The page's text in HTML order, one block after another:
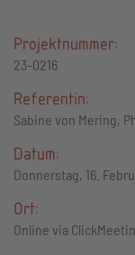
Projektnummer:
23-0216
Referentin:
Sabine von Mering,
Datum:
Donnerstag, 16.
Ort:
Online via